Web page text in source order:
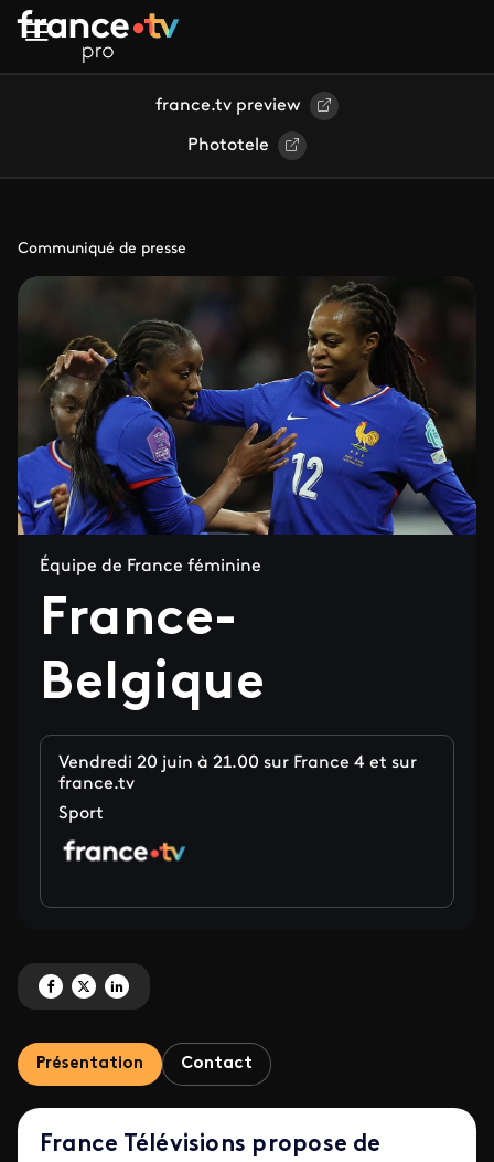
Aller au contenu principal
france.tv preview
Phototele
Communiqué de presse
Équipe de France féminine
France-
Belgique
Vendredi 20 juin à 21.00 sur France 4 et sur
france.tv
Sport
Partagez 'France-Belgique' sur Facebook
Partagez 'France-Belgique' sur X
Partagez 'France-Belgique' sur LinkedIn
Présentation Contact
France Télévisions propose de